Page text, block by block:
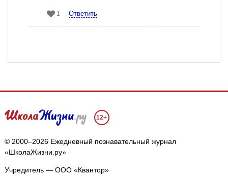
1 Ответить
12+
© 2000–2026 Ежедневный познавательный журнал
«ШколаЖизни.ру»
Учредитель — ООО «Квантор»